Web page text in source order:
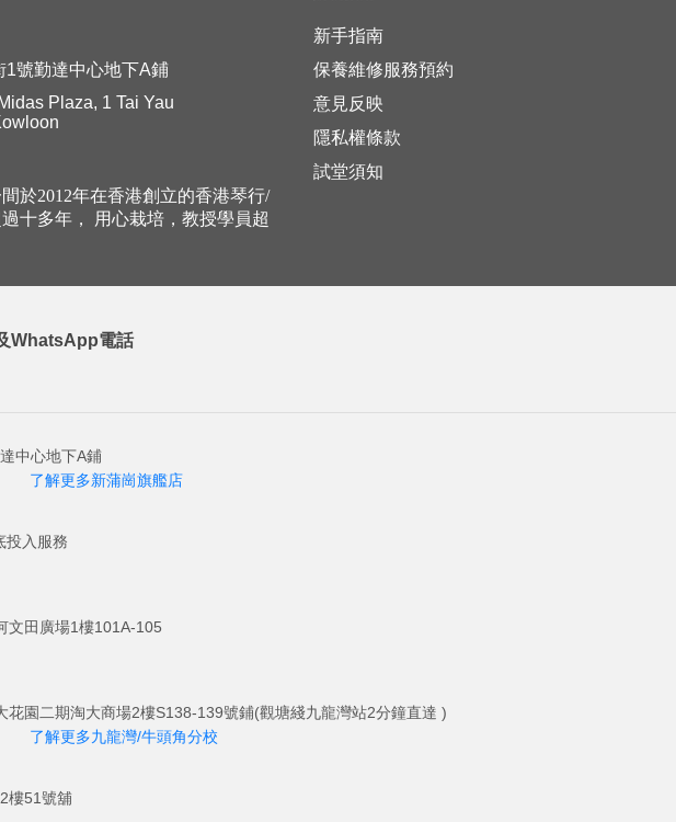
1號勤達中心地下A鋪
Plaza, 1 Tai Yau
新手指南
保養維修服務預約
意見反映
隱私權條款
試堂須知
於2012年在香港創立的香港琴行/
十多年， 用心栽培，教授學員超
WhatsApp電話
中心地下A鋪
了解更多新蒲崗旗艦店
投入服務
文田廣場1樓101A-105
花園二期淘大商場2樓S138-139號鋪(觀塘綫九龍灣站2分鐘直達 )
了解更多九龍灣/牛頭角分校
樓51號舖